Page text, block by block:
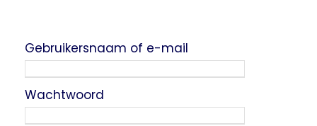
Gebruikersnaam of e-mail
Wachtwoord